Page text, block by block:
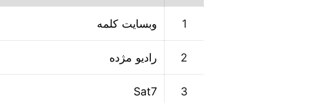
1 وبسایت کلمه
2 رادیو مژده
3
Sat7